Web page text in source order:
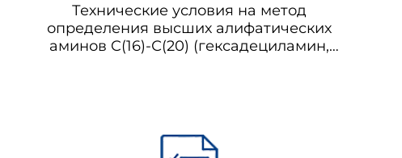
Технические условия на метод
определения высших алифатических
аминов C(16)-С(20) (гексадециламин,